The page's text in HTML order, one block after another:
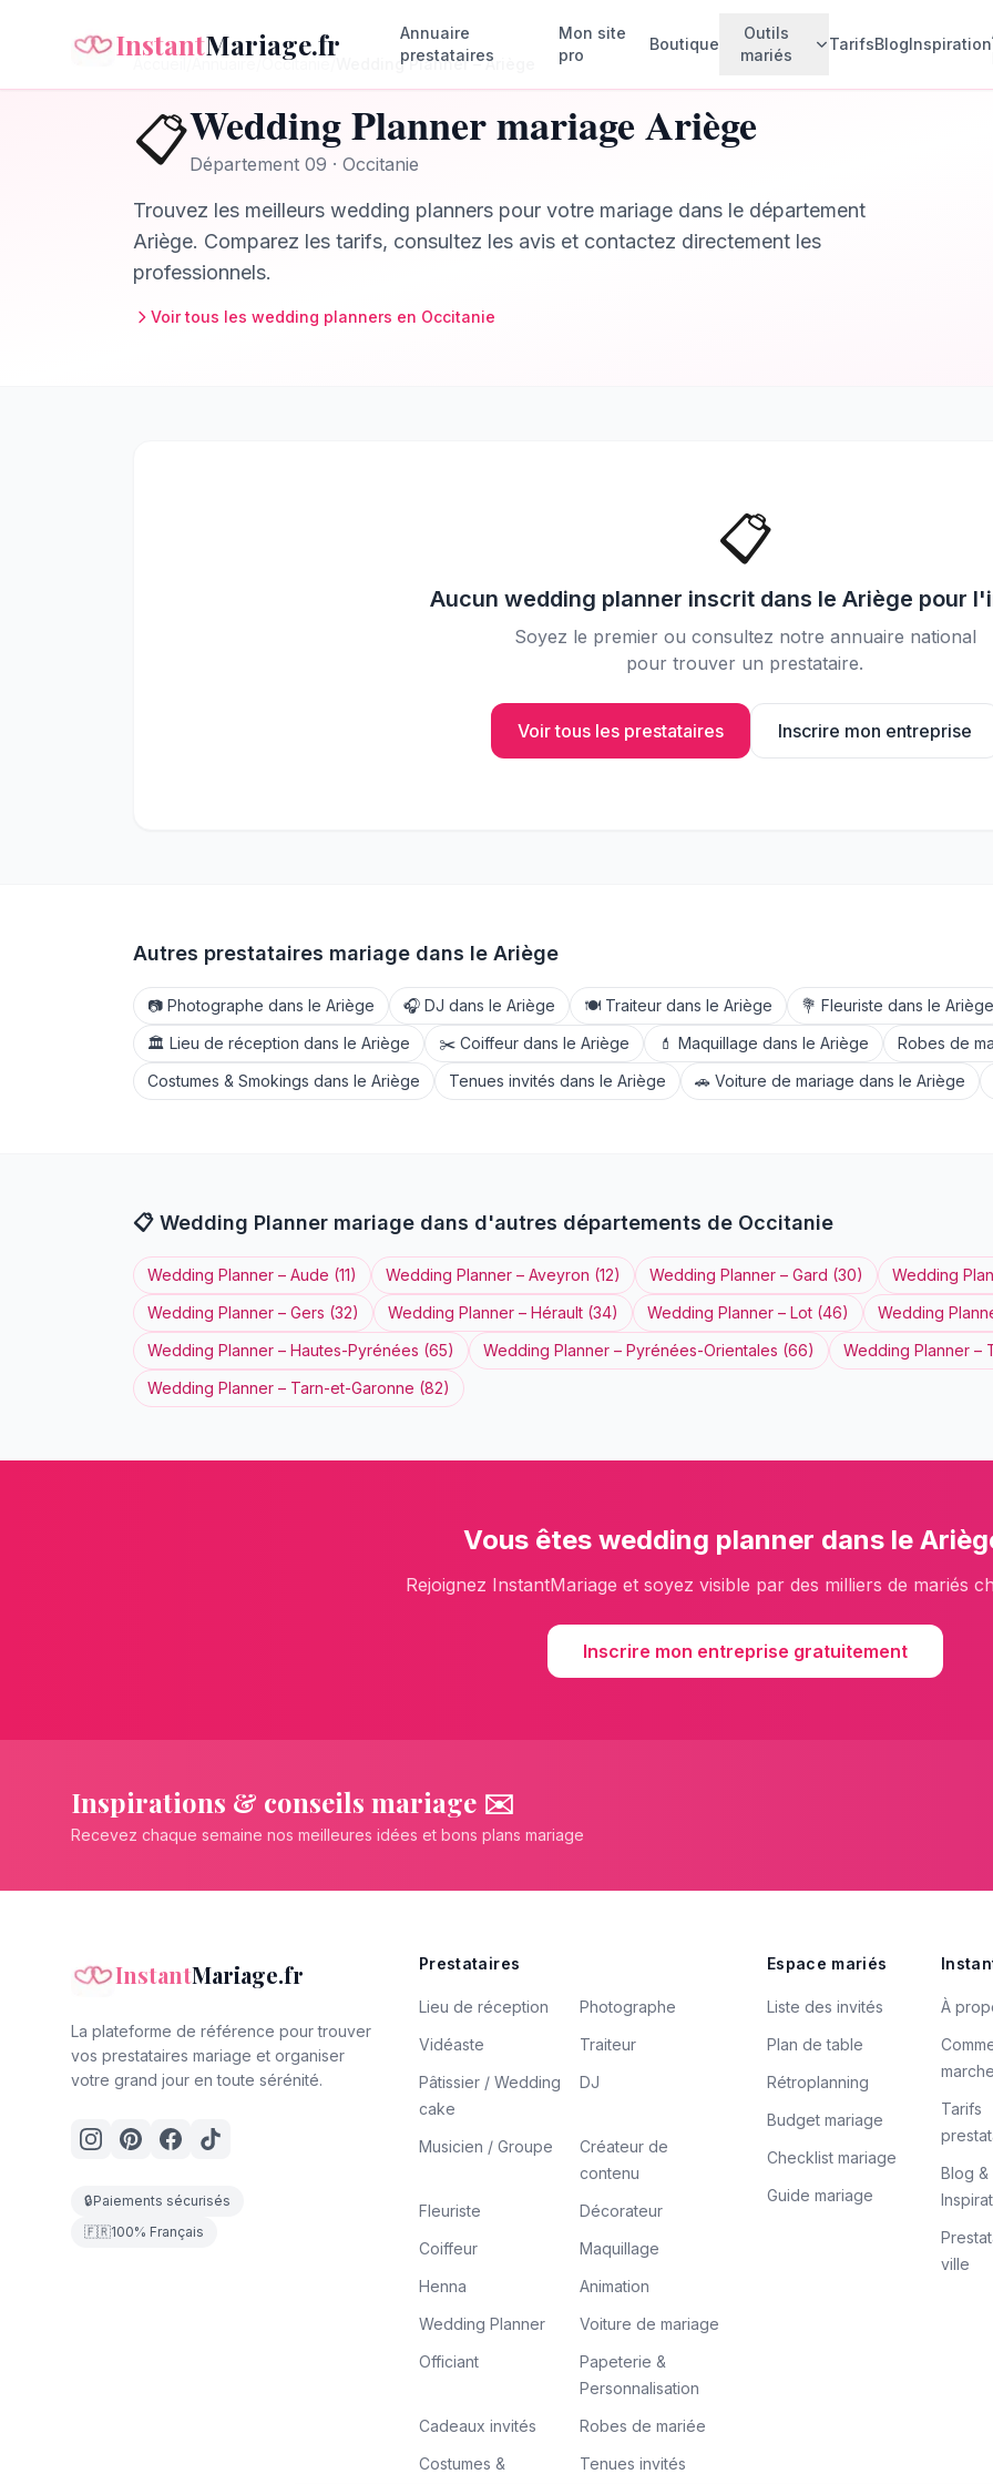
InstantMariage.fr
Annuaire
prestataires
Mon site
pro
Boutique
Outils
mariés
Faire-parts animés
🪑
Invités & Plan de table
table
TarifsBlogInspiration
Occitanie Wedding Planner–Ariège
📋Wedding PlannermariageAriège
Département 09 · Occitanie
Trouvez les meilleurs wedding planners pour votre mariage dans le département
Ariège. Comparez les tarifs, consultez les avis et contactez directement les
professionnels.
Voir tous les wedding planners en Occitanie
📋
Aucun wedding planner inscrit dans le Ariège pour
Soyez le premier ou consultez notre annuaire national
pour trouver un prestataire.
Voir tous les prestataires Inscrire mon entreprise
Autres prestataires mariage dans le Ariège
📷 Photographe dans le Ariège 🎧 DJ dans le Ariège 🍽️ Traiteur dans le Ariège 💐 Fleuriste dans le Ariège
🏛️ Lieu de réception dans le Ariège ✂️ Coiffeur dans le Ariège 💄 Maquillage dans le Ariège Robes de
Costumes & Smokings dans le Ariège Tenues invités dans le Ariège 🚗 Voiture de mariage dans le Ariège
📋 Wedding Planner mariage dans d'autres départements de Occitanie
Wedding Planner – Aude (11) Wedding Planner – Aveyron (12) Wedding Planner – Gard (30) Wedding
Wedding Planner – Gers (32) Wedding Planner – Hérault (34) Wedding Planner – Lot (46) Wedding
Wedding Planner – Hautes-Pyrénées (65) Wedding Planner – Pyrénées-Orientales (66) Wedding Planner –
Wedding Planner – Tarn-et-Garonne (82)
Vous êtes wedding planner dans le
Rejoignez InstantMariage et soyez visible par des milliers de mariés
Inscrire mon entreprise gratuitement
Inspirations & conseils mariage ✉️
Recevez chaque semaine nos meilleures idées et bons plans mariage
InstantMariage.fr
La plateforme de référence pour trouver
vos prestataires mariage et organiser
votre grand jour en toute sérénité.
🔒Paiements sécurisés
🇫🇷100% Français
Prestataires
Lieu de réception
Photographe
Vidéaste
Traiteur
Pâtissier / Wedding
cake
DJ
Musicien / Groupe
Créateur de
contenu
Fleuriste
Décorateur
Coiffeur
Maquillage
Henna
Animation
Wedding Planner
Voiture de mariage
Officiant
Papeterie &
Personnalisation
Cadeaux invités
Robes de mariée
Costumes &
Tenues invités
Espace mariés
Liste des invités
Plan de table
Rétroplanning
Budget mariage
Checklist mariage
Guide mariage
À
marche
Tarifs
Blog &
ville